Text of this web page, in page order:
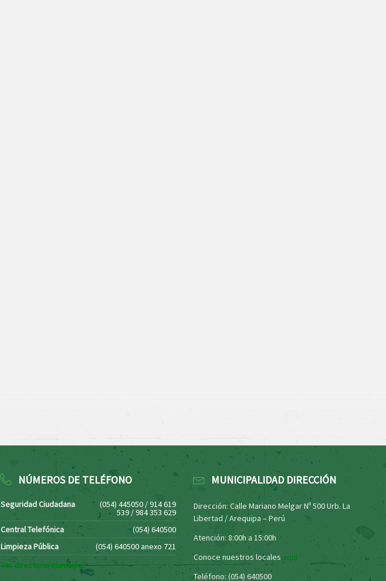
NÚMEROS DE TELÉFONO
Seguridad Ciudadana (054) 445050 / 914 619
539 / 984 353 629
Central Telefónica
(054) 640500
Limpieza Pública
(054) 640500 anexo 721
Ver directorio municipal
MUNICIPALIDAD DIRECCIÓN
Dirección: Calle Mariano Melgar Nº 500 Urb. La
Libertad / Arequipa – Perú
Atención: 8:00h a 15:00h
Conoce nuestros locales aquí
Teléfono: (054) 640500